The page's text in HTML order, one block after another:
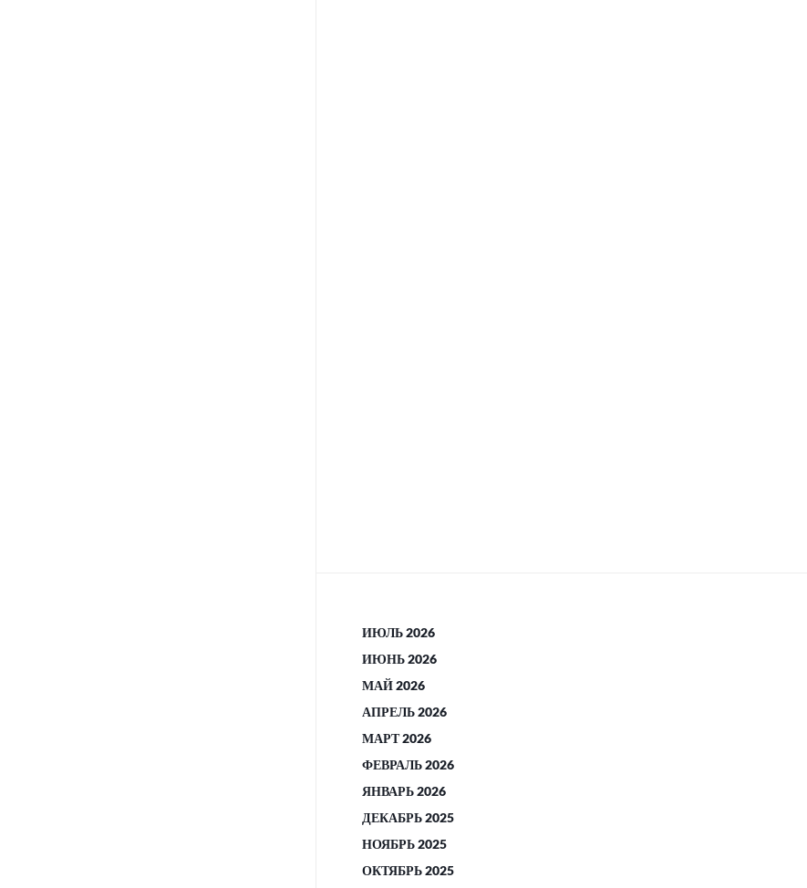
ИЮЛЬ 2026
ИЮНЬ 2026
МАЙ 2026
АПРЕЛЬ 2026
МАРТ 2026
ФЕВРАЛЬ 2026
ЯНВАРЬ 2026
ДЕКАБРЬ 2025
НОЯБРЬ 2025
ОКТЯБРЬ 2025